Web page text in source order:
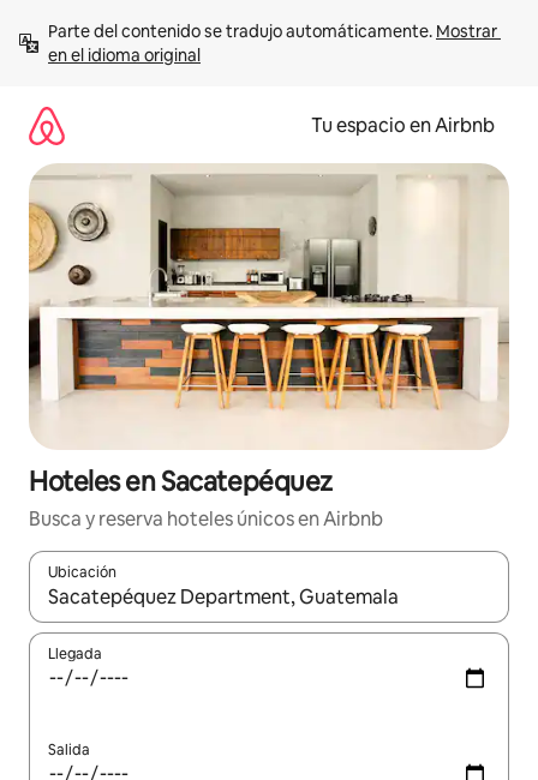
contenido
Parte del contenido se tradujo automáticamente. Mostrar
en el idioma original
Tu espacio en Airbnb
Hoteles en Sacatepéquez
Busca y reserva hoteles únicos en Airbnb
Ubicación
Cuando los resultados estén disponibles, podrás navegar
Llegada
Salida